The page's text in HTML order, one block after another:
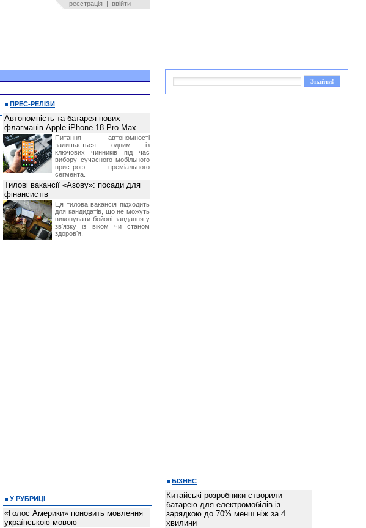
реєстрація | ввійти
ПРЕС-РЕЛІЗИ
Автономність та батарея нових
флагманів Apple iPhone 18 Pro Max
Питання автономності
залишається одним із
ключових чинників під час
вибору сучасного мобільного
пристрою преміального
сегмента.
Тилові вакансії «Азову»: посади для
фінансистів
Ця тилова вакансія підходить
для кандидатів, що не можуть
виконувати бойові завдання у
звʼязку із віком чи станом
здоровʼя.
У РУБРИЦІ
«Голос Америки» поновить мовлення
українською мовою
БІЗНЕС
Китайські розробники створили
батарею для електромобілів із
зарядкою до 70% менш ніж за 4
хвилини